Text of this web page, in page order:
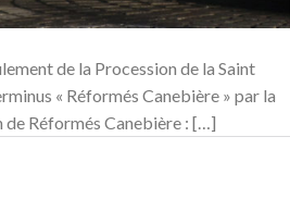
de la Procession de la Saint
« Réformés Canebière » par la
de Réformés Canebière : […]